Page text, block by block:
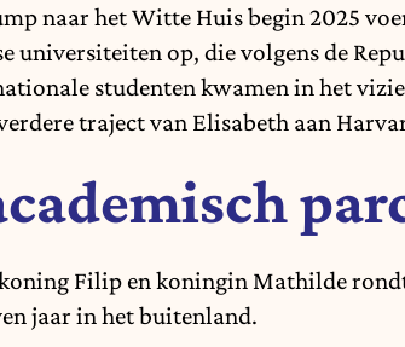
naar het Witte Huis begin 2025
universiteiten op, die volgens de
studenten kwamen in het
traject van Elisabeth aan
Filip en koningin Mathilde
jaar in het buitenland.